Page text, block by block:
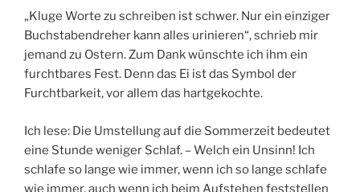
„Kluge Worte zu schreiben ist schwer. Nur ein einziger
Buchstabendreher kann alles urinieren“, schrieb mir
jemand zu Ostern. Zum Dank wünschte ich ihm ein
furchtbares Fest. Denn das Ei ist das Symbol der
Furchtbarkeit, vor allem das hartgekochte.
Ich lese: Die Umstellung auf die Sommerzeit bedeutet
eine Stunde weniger Schlaf. – Welch ein Unsinn! Ich
schlafe so lange wie immer, wenn ich so lange schlafe
wie immer, auch wenn ich beim Aufstehen feststellen